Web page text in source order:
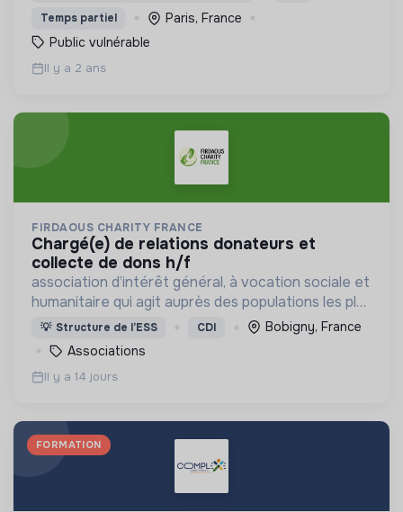
Temps partiel
Paris, France
Public vulnérable
Il y a 2 ans
FIRDAOUS CHARITY FRANCE
chargé(e) de relations donateurs et
collecte de dons h/f
association d’intérêt général, à vocation sociale et
humanitaire qui agit auprès des populations les plus
vulnérables particulièrement les enfants en
France et dans d’autres régions du monde.
💡 Structure de l’ESS CDI
Bobigny, France
Associations
Il y a 14 jours
FORMATION